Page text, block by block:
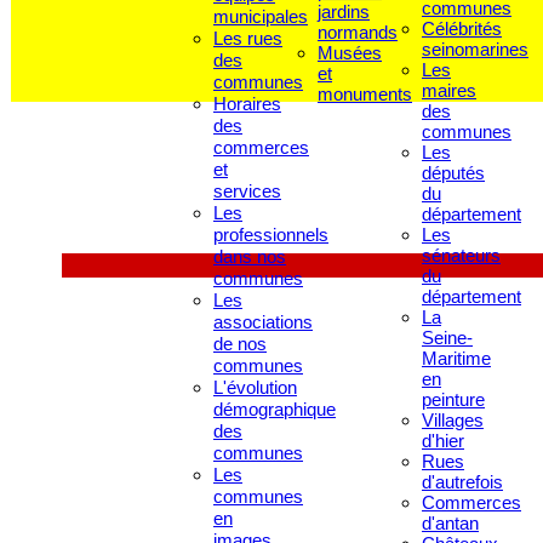
municipales
Les rues
des
communes
Horaires
des
commerces
et
services
Les
professionnels
dans nos
communes
Les
associations
de nos
communes
L'évolution
démographique
des
communes
Les
communes
en
jardins
normands
Musées
et
monuments
communes
Célébrités
seinomarines
Les
maires
des
communes
Les
députés
du
département
Les
sénateurs
du
département
La
Seine-
Maritime
en
peinture
Villages
d'hier
Rues
d'autrefois
Commerces
d'antan